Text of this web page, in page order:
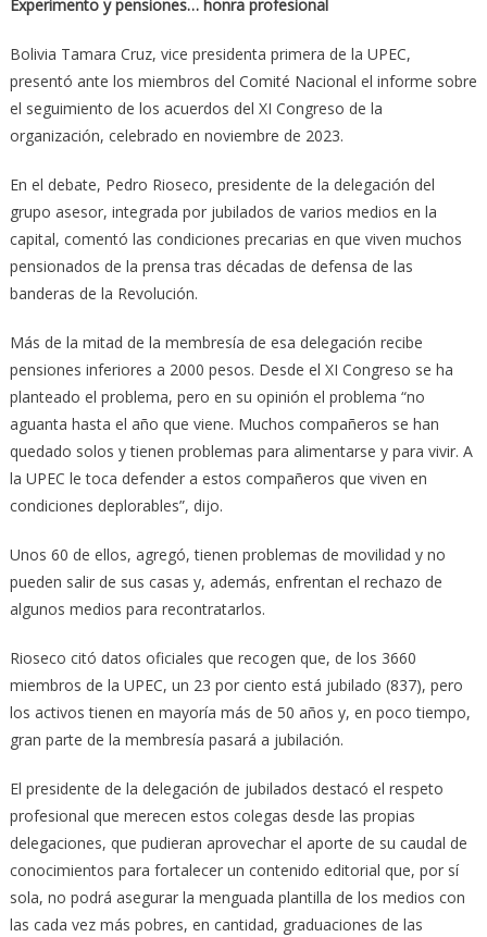
Experimento y pensiones… honra profesional
Bolivia Tamara Cruz, vice presidenta primera de la UPEC,
presentó ante los miembros del Comité Nacional el informe sobre
el seguimiento de los acuerdos del XI Congreso de la
organización, celebrado en noviembre de 2023.
En el debate, Pedro Rioseco, presidente de la delegación del
grupo asesor, integrada por jubilados de varios medios en la
capital, comentó las condiciones precarias en que viven muchos
pensionados de la prensa tras décadas de defensa de las
banderas de la Revolución.
Más de la mitad de la membresía de esa delegación recibe
pensiones inferiores a 2000 pesos. Desde el XI Congreso se ha
planteado el problema, pero en su opinión el problema “no
aguanta hasta el año que viene. Muchos compañeros se han
quedado solos y tienen problemas para alimentarse y para vivir. A
la UPEC le toca defender a estos compañeros que viven en
condiciones deplorables”, dijo.
Unos 60 de ellos, agregó, tienen problemas de movilidad y no
pueden salir de sus casas y, además, enfrentan el rechazo de
algunos medios para recontratarlos.
Rioseco citó datos oficiales que recogen que, de los 3660
miembros de la UPEC, un 23 por ciento está jubilado (837), pero
los activos tienen en mayoría más de 50 años y, en poco tiempo,
gran parte de la membresía pasará a jubilación.
El presidente de la delegación de jubilados destacó el respeto
profesional que merecen estos colegas desde las propias
delegaciones, que pudieran aprovechar el aporte de su caudal de
conocimientos para fortalecer un contenido editorial que, por sí
sola, no podrá asegurar la menguada plantilla de los medios con
las cada vez más pobres, en cantidad, graduaciones de las